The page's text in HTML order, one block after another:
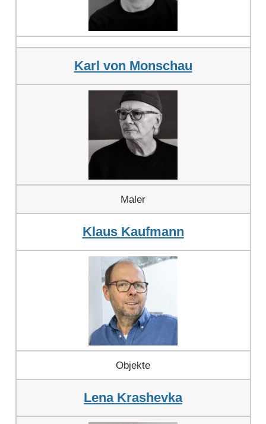
Karl von Monschau
Maler
Klaus Kaufmann
Objekte
Lena Krashevka